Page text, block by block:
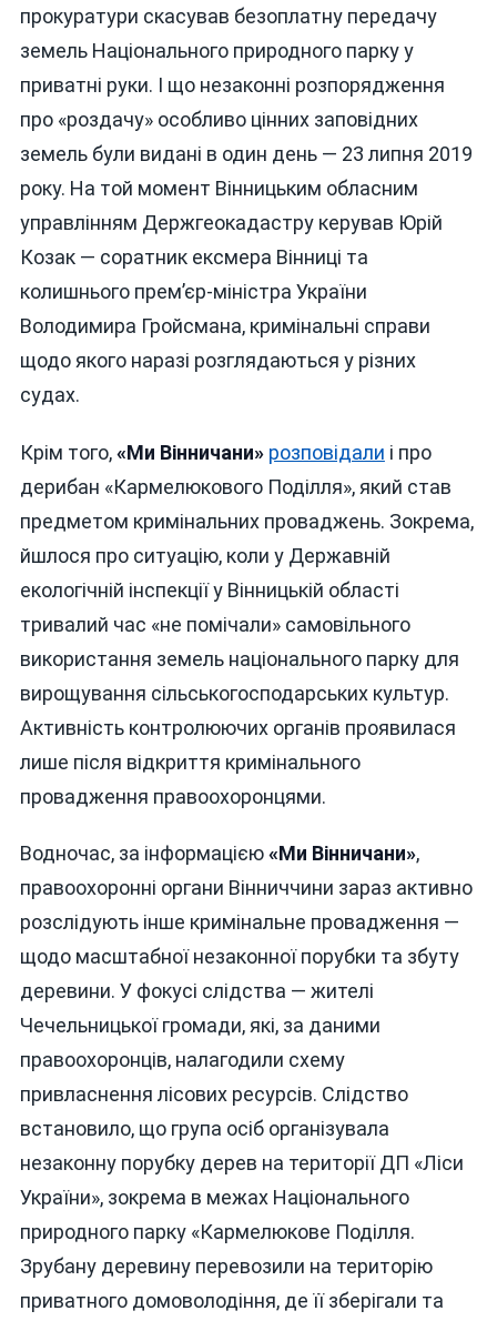
прокуратури скасував безоплатну передачу
земель Національного природного парку у
приватні руки. І що незаконні розпорядження
про «роздачу» особливо цінних заповідних
земель були видані в один день — 23 липня 2019
року. На той момент Вінницьким обласним
управлінням Держгеокадастру керував Юрій
Козак — соратник ексмера Вінниці та
колишнього прем’єр-міністра України
Володимира Гройсмана, кримінальні справи
щодо якого наразі розглядаються у різних
судах.
Крім того,«Ми Вінничани» розповідали і про
дерибан «Кармелюкового Поділля», який став
предметом кримінальних проваджень. Зокрема,
йшлося про ситуацію, коли у Державній
екологічній інспекції у Вінницькій області
тривалий час «не помічали» самовільного
використання земель національного парку для
вирощування сільськогосподарських культур.
Активність контролюючих органів проявилася
лише після відкриття кримінального
провадження правоохоронцями.
Водночас, за інформацією«Ми Вінничани»,
правоохоронні органи Вінниччини зараз активно
розслідують інше кримінальне провадження —
щодо масштабної незаконної порубки та збуту
деревини. У фокусі слідства — жителі
Чечельницької громади, які, за даними
правоохоронців, налагодили схему
привласнення лісових ресурсів. Слідство
встановило, що група осіб організувала
незаконну порубку дерев на території ДП «Ліси
України», зокрема в межах Національного
природного парку «Кармелюкове Поділля.
Зрубану деревину перевозили на територію
приватного домоволодіння, де її зберігали та